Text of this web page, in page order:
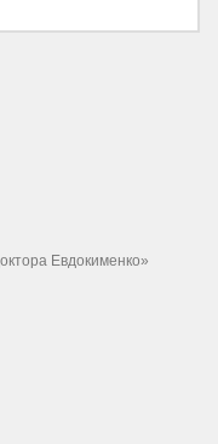
Евдокименко»